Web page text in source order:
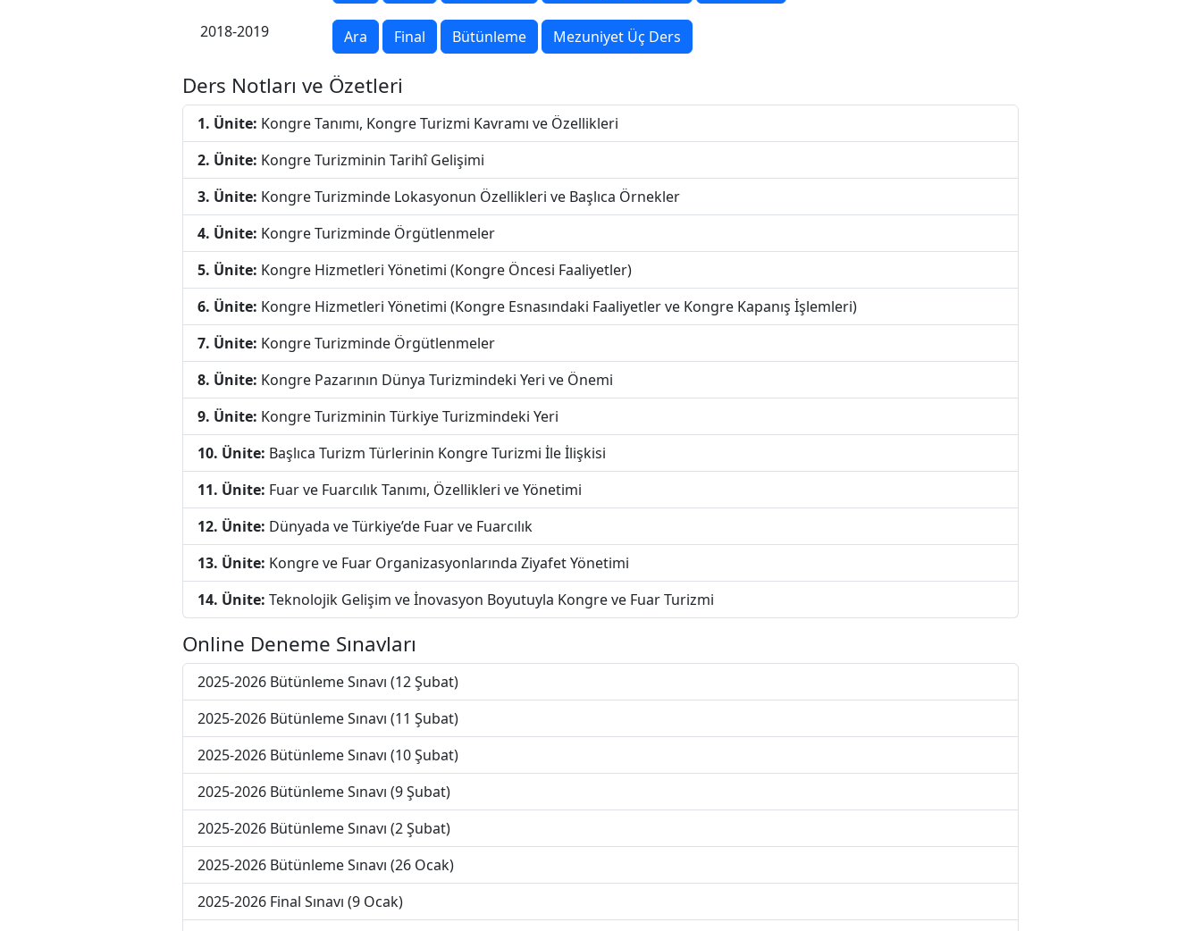
2018-2019 Ara Final Bütünleme Mezuniyet Üç Ders
Ders Notları ve Özetleri
1. Ünite: Kongre Tanımı, Kongre Turizmi Kavramı ve Özellikleri
2. Ünite: Kongre Turizminin Tarihî Gelişimi
3. Ünite: Kongre Turizminde Lokasyonun Özellikleri ve Başlıca Örnekler
4. Ünite: Kongre Turizminde Örgütlenmeler
5. Ünite: Kongre Hizmetleri Yönetimi (Kongre Öncesi Faaliyetler)
6. Ünite: Kongre Hizmetleri Yönetimi (Kongre Esnasındaki Faaliyetler ve Kongre Kapanış İşlemleri)
7. Ünite: Kongre Turizminde Örgütlenmeler
8. Ünite: Kongre Pazarının Dünya Turizmindeki Yeri ve Önemi
9. Ünite: Kongre Turizminin Türkiye Turizmindeki Yeri
10. Ünite: Başlıca Turizm Türlerinin Kongre Turizmi İle İlişkisi
11. Ünite: Fuar ve Fuarcılık Tanımı, Özellikleri ve Yönetimi
12. Ünite: Dünyada ve Türkiye’de Fuar ve Fuarcılık
13. Ünite: Kongre ve Fuar Organizasyonlarında Ziyafet Yönetimi
14. Ünite: Teknolojik Gelişim ve İnovasyon Boyutuyla Kongre ve Fuar Turizmi
Online Deneme Sınavları
2025-2026 Bütünleme Sınavı (12 Şubat)
2025-2026 Bütünleme Sınavı (11 Şubat)
2025-2026 Bütünleme Sınavı (10 Şubat)
2025-2026 Bütünleme Sınavı (9 Şubat)
2025-2026 Bütünleme Sınavı (2 Şubat)
2025-2026 Bütünleme Sınavı (26 Ocak)
2025-2026 Final Sınavı (9 Ocak)